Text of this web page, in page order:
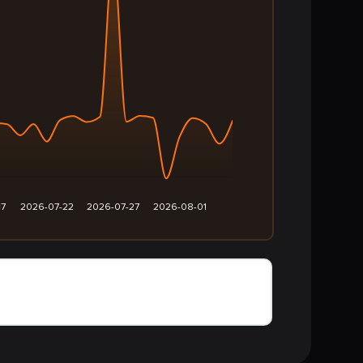
2026-07-22 2026-07-27 2026-08-01